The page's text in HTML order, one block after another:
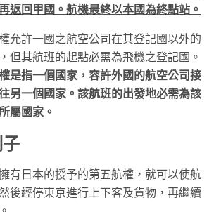
返回甲國。航機最終以本國為終點站。
允許一國之航空公司在其登記國以外的
但其航班的起點必需為飛機之登記國。
是指一個國家，容許外國的航空公司接
另一個國家。該航班的出發地必需為該
屬國家。
有日本的授予的第五航權，就可以使航
後經停東京進行上下客及貨物，再繼續